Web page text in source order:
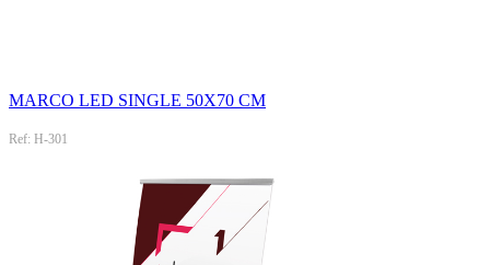
MARCO LED SINGLE 50X70 CM
Ref: H-301